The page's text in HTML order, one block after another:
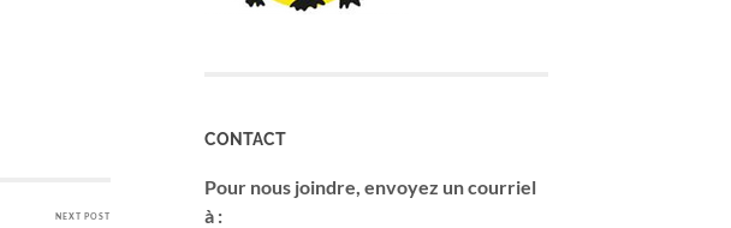
NEXT POST
CONTACT
Pour nous joindre, envoyez un courriel
à :